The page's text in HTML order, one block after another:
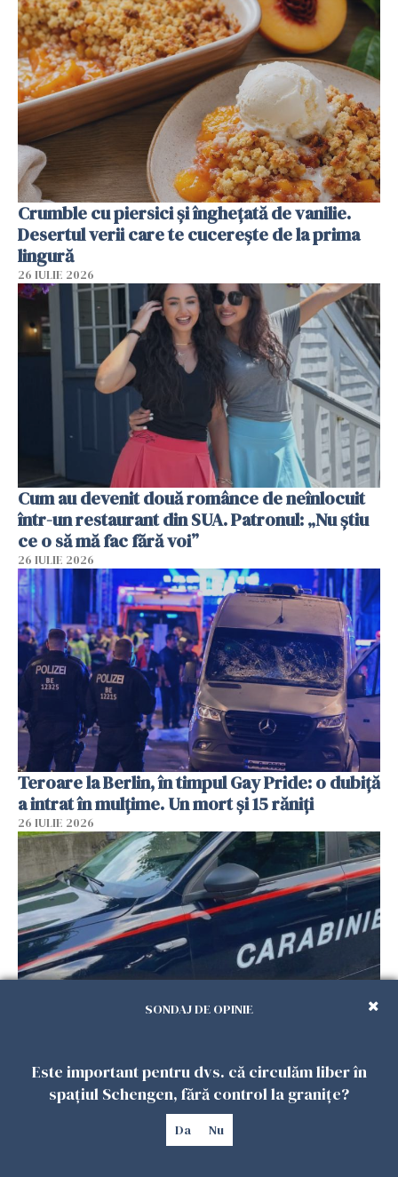
Crumble cu piersici și înghețată de vanilie.
Desertul verii care te cucerește de la prima
lingură
26 IULIE 2026
Cum au devenit două românce de neînlocuit
într-un restaurant din SUA. Patronul: „Nu știu
ce o să mă fac fără voi”
26 IULIE 2026
Teroare la Berlin, în timpul Gay Pride: o dubiță
a intrat în mulțime. Un mort și 15 răniți
26 IULIE 2026
casă din Italia. Proprietarul spune că s-a
apărat cu un cuțit
26 IULIE 2026
SONDAJ DE OPINIE
Este important pentru dvs. că circulăm liber în
spațiul Schengen, fără control la granițe?
Da Nu